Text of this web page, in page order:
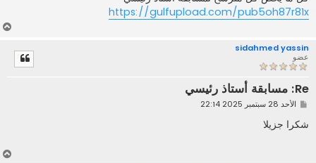
ر
ك
ة
https://gulfupload.com/pub5oh87r81x
sidahmed yassin
عضو
Re: مسابقة أستاذ رئيسي
م
ا
ر
الأحد 28 سبتمبر 2025 22:14
شكرا جزيلا